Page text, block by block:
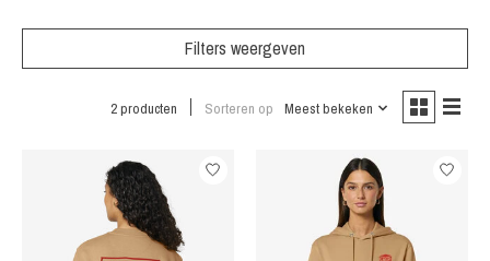
Filters weergeven
2 producten Sorteren op Meest bekeken